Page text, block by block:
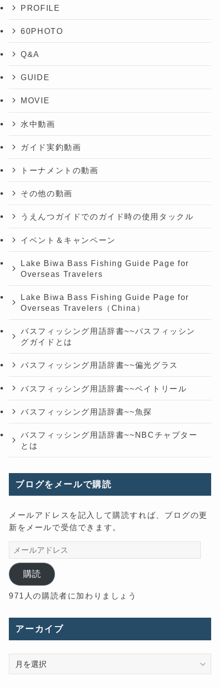
PROFILE
60PHOTO
Q&A
GUIDE
MOVIE
水中動画
ガイド実釣動画
トーナメントの動画
その他の動画
うえんつガイドでのガイド時の使用タックル
イベント＆キャンペーン
Lake Biwa Bass Fishing Guide Page for
Overseas Travelers
Lake Biwa Bass Fishing Guide Page for
Overseas Travelers（China）
バスフィッシング用語辞書~~バスフィッシン
グガイドとは
バスフィッシング用語辞書~~偏光グラス
バスフィッシング用語辞書~~ベイトリール
バスフィッシング用語辞書~~魚探
バスフィッシング用語辞書~~NBCチャプター
とは
ブログをメールで購読
メールアドレスを記入して購読すれば、ブログの更
新をメールで受信できます。
メ
ー
ル
ア
ド
ス
購読
971人の購読者に加わりましょう
アーカイブ